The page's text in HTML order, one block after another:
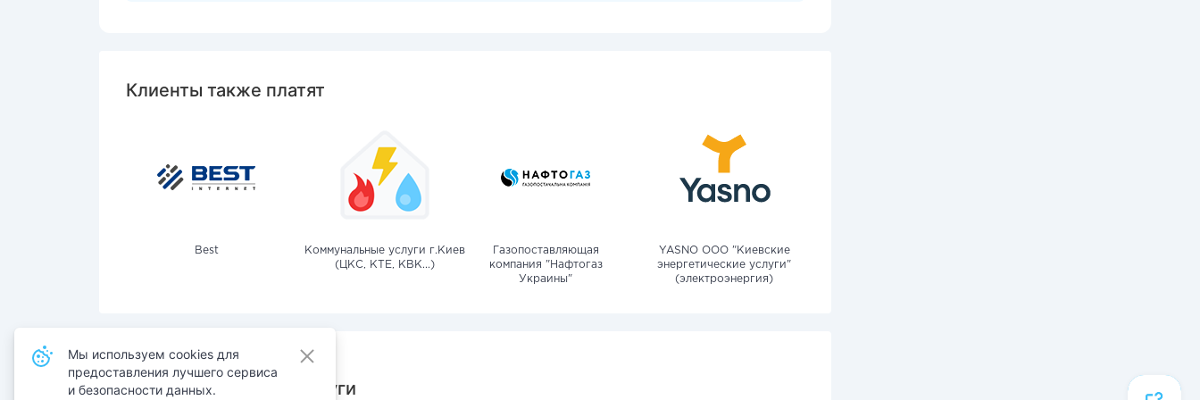
Клиенты также платят
Best
Коммунальные услуги г.Киев
(ЦКС, КТЕ, КВК...)
Газопоставляющая
компания "Нафтогаз
Украины"
YASNO OOO "Киевские
энергетические услуги"
(электроэнергия)
Также оплачивают услуги
Мы используем cookies для
предоставления лучшего сервиса
и безопасности данных.